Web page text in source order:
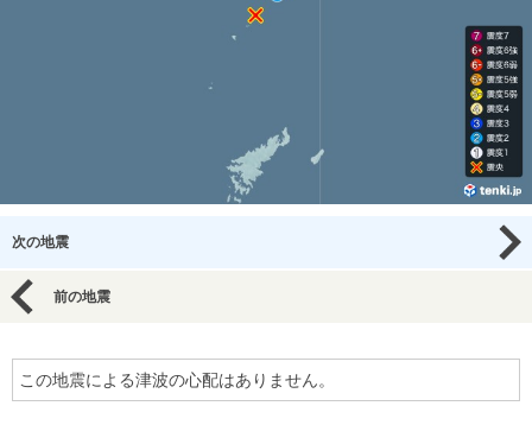
次の地震
前の地震
この地震による津波の心配はありません。